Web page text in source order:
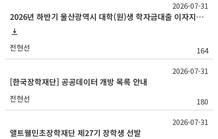
2026년 하반기 울산광역시 대학(원)생 학자금대출 이자지원사업 안내
전현선 164
2026-07-31
[한국장학재단] 공공데이터 개방 목록 안내
전현선 180
2026-07-31
앨트웰민초장학재단 제27기 장학생 선발
2026-07-31